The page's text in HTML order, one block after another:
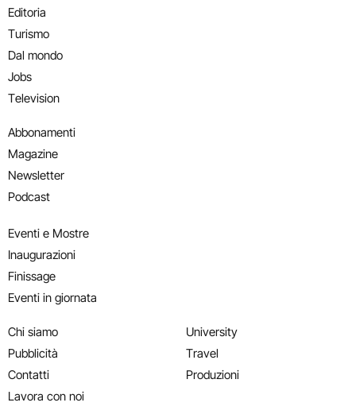
Editoria
Turismo
Dal mondo
Jobs
Television
Abbonamenti
Magazine
Newsletter
Podcast
Eventi e Mostre
Inaugurazioni
Finissage
Eventi in giornata
Chi siamo
Pubblicità
Contatti
Lavora con noi
University
Travel
Produzioni